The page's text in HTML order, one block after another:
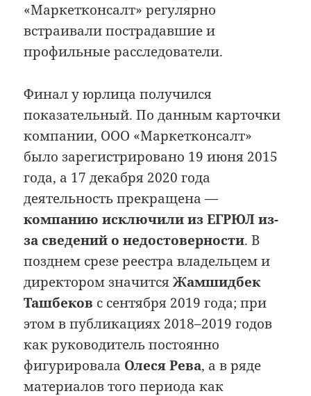
«Маркетконсалт» регулярно
встраивали пострадавшие и
профильные расследователи.
Финал у юрлица получился
показательный. По данным карточки
компании, ООО «Маркетконсалт»
было зарегистрировано 19 июня 2015
года, а 17 декабря 2020 года
деятельность прекращена —
компанию исключили из ЕГРЮЛ из-
за сведений о недостоверности. В
позднем срезе реестра владельцем и
директором значитсяЖамшидбек
Ташбеков с сентября 2019 года; при
этом в публикациях 2018–2019 годов
как руководитель постоянно
фигурировала Олеся Рева, а в ряде
материалов того периода как